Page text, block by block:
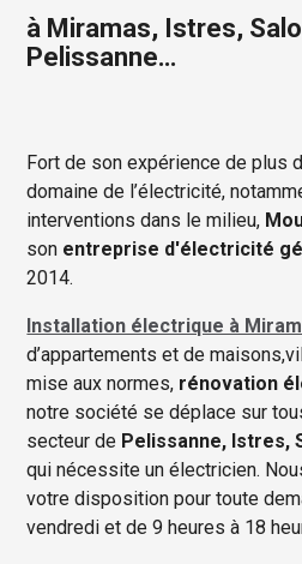
à Miramas, Istres,
Pelissanne…
Fort de son expérience de plus
domaine de l’électricité,
interventions dans le milieu,
son entreprise d'électricité
2014.
Installation électrique à
d’appartements et de
mise aux normes, rénovation
notre société se déplace sur
secteur de Pelissanne, Istres,
qui nécessite un électricien.
votre disposition pour toute
vendredi et de 9 heures à 18